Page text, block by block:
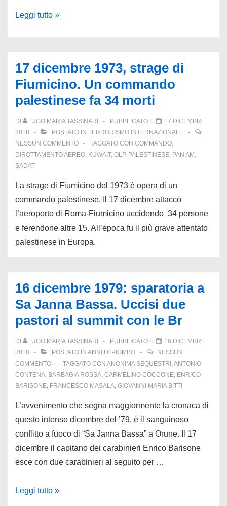
17
Dozier/1.
preparativi
sequestro
Leggi tutto »
17 dicembre 1973, strage di
Fiumicino. Un commando
palestinese fa 34 morti
DI UGO MARIA TASSINARI PUBBLICATO IL
17 DICEMBRE
2018
POSTATO IN TERRORISMO INTERNAZIONALE
NESSUN COMMENTO
TAGGATO CON COMMANDO,
DIROTTAMENTO AEREO, KUWAIT, OLP, PALESTINESE, PAN AM ,
SADAT
La strage di Fiumicino del 1973 è opera di un
commando palestinese. Il 17 dicembre attaccò
l’aeroporto di Roma-Fiumicino uccidendo 34 persone
e ferendone altre 15. All’epoca fu il più grave attentato
palestinese in Europa.
16 dicembre 1979: sparatoria a
Sa Janna Bassa. Uccisi due
pastori al summit con le Br
DI UGO MARIA TASSINARI PUBBLICATO IL
16 DICEMBRE
2018
POSTATO IN ANNI DI PIOMBO
NESSUN
COMMENTO
TAGGATO CON ANONIMA SEQUESTRI ,ANTONIO
CONTENA, BARBAGIA ROSSA, CARMELINO COCCONE, ENRICO
BARISONE, FRANCESCO MASALA, GIOVANNI MARIA BITTI
L’avvenimento che segna maggiormente la cronaca di
questo intenso dicembre del ’79, è il sanguinoso
conflitto a fuoco di “Sa Janna Bassa” a Orune. Il 17
dicembre il capitano dei carabinieri Enrico Barisone
esce con due carabinieri al seguito per …
16
Leggi tutto »